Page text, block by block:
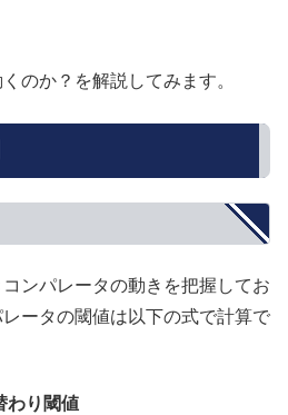
のか？を解説してみます。
ンパレータの動きを把握してお
ータの閾値は以下の式で計算で
わり閾値